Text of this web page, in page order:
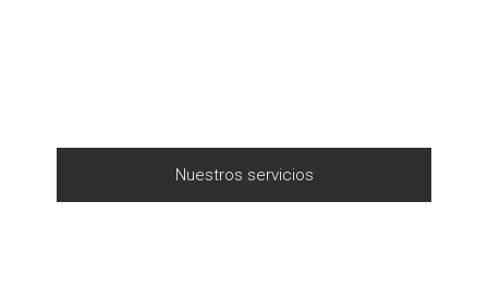
Nuestros servicios